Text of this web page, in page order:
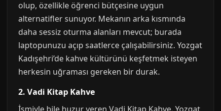
olup, özellikle öğrenci bütçesine uygun
alternatifler sunuyor. Mekanın arka kısmında
daha sessiz oturma alanları mevcut; burada
laptopunuzu açıp saatlerce çalışabilirsiniz. Yozgat
Kadışehri’de kahve kültürünü keşfetmek isteyen
herkesin uğraması gereken bir durak.
2. Vadi Kitap Kahve